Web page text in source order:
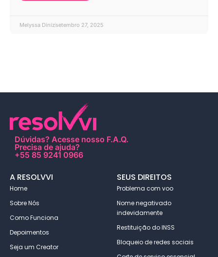
Melyssa Dinizsetembro 27, 2025
Dúvidas? Acesse nosso F.A.Q.
Precisa de ajuda?
+55 85 9241 0966
A RESOLVVI
Home
Sobre Nós
Como Funciona
Depoimentos
Seja um Creator
SEUS DIREITOS
Problema com voo
Nome negativado
indevidamente
Restituição do INSS
Bloqueio de redes sociais